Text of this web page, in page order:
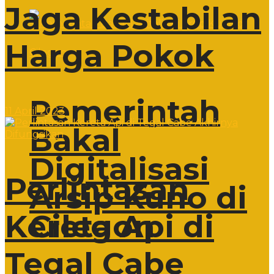
Pemerintah
Bakal
Digitalisasi
Arsip Kuno di
Cilegon
Jaga Kestabilan
Harga Pokok
11 April 2023
Perlintasan
Kereta Api di
Tegal Cabe